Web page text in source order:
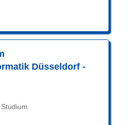
Düsseldorf -